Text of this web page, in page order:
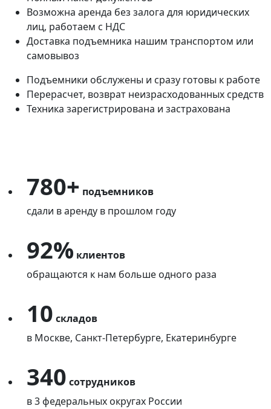
Возможна аренда без залога для юридических
лиц, работаем с НДС
Доставка подъемника нашим транспортом или
самовывоз
Подъемники обслужены и сразу готовы к работе
Перерасчет, возврат неизрасходованных средств
Техника зарегистрирована и застрахована
780+ подъемников
сдали в аренду в прошлом году
92% клиентов
обращаются к нам больше одного раза
10 складов
в Москве, Санкт-Петербурге, Екатеринбурге
340 сотрудников
в 3 федеральных округах России